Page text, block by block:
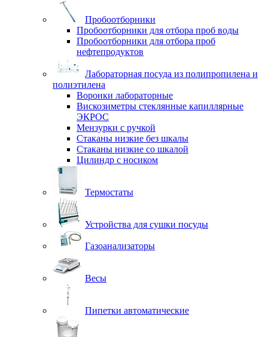
Пробоотборники
Пробоотборники для отбора проб воды
Пробоотборники для отбора проб
нефтепродуктов
Лабораторная посуда из полипропилена и
полиэтилена
Воронки лабораторные
Вискозиметры стеклянные капиллярные
ЭКРОС
Мензурки с ручкой
Стаканы низкие без шкалы
Стаканы низкие со шкалой
Цилиндр с носиком
Термостаты
Устройства для сушки посуды
Газоанализаторы
Весы
Пипетки автоматические